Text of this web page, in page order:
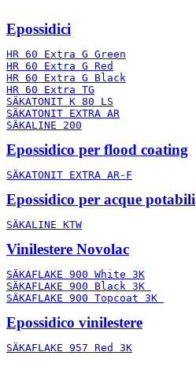
Epossidici
HR 60 Extra G Green
HR 60 Extra G Red
HR 60 Extra G Black
HR 60 Extra TG
SÄKATONIT K 80 LS
SÄKATONIT EXTRA AR
SÄKALINE 200
Epossidico per flood coating
SÄKATONIT EXTRA AR-F
Epossidico per acque potabili
SÄKALINE KTW
Vinilestere Novolac
SÄKAFLAKE 900 White 3K
SÄKAFLAKE 900 Black 3K
SÄKAFLAKE 900 Topcoat 3K
Epossidico vinilestere
SÄKAFLAKE 957 Red 3K